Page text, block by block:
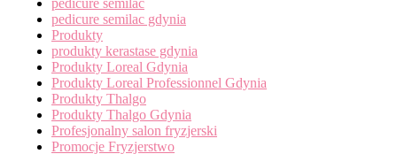
pedicure semilac gdynia
Produkty
produkty kerastase gdynia
Produkty Loreal Gdynia
Produkty Loreal Professionnel Gdynia
Produkty Thalgo
Produkty Thalgo Gdynia
Profesjonalny salon fryzjerski
Promocje Fryzjerstwo